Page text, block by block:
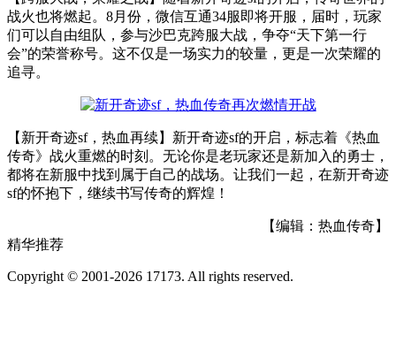
战火也将燃起。8月份，微信互通34服即将开服，届时，玩家
们可以自由组队，参与沙巴克跨服大战，争夺“天下第一行
会”的荣誉称号。这不仅是一场实力的较量，更是一次荣耀的
追寻。
【新开奇迹sf，热血再续】新开奇迹sf的开启，标志着《热血
传奇》战火重燃的时刻。无论你是老玩家还是新加入的勇士，
都将在新服中找到属于自己的战场。让我们一起，在新开奇迹
sf的怀抱下，继续书写传奇的辉煌！
【编辑：热血传奇】
精华推荐
Copyright © 2001-2026 17173. All rights reserved.